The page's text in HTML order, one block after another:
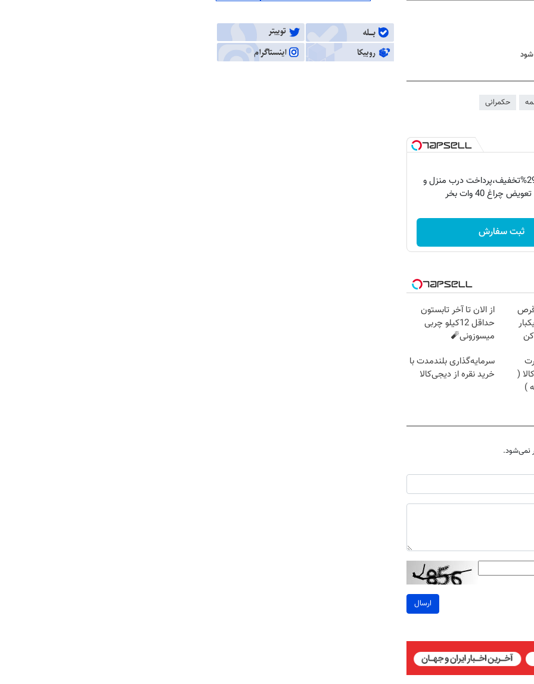
شود
حکمرانی
فقط امروز با 29%تخفیف،پرداخت درب منزل و
چراغ 40 وات بخر
ثبت سفارش
از الان تا آخر تابستون
حداقل 12کیلو چربی
میسوزونی🧨
(
سرمایه‌گذاری بلندمدت با
خرید نقره از دیجی‌کالا
نمی‌شود.
ارسال